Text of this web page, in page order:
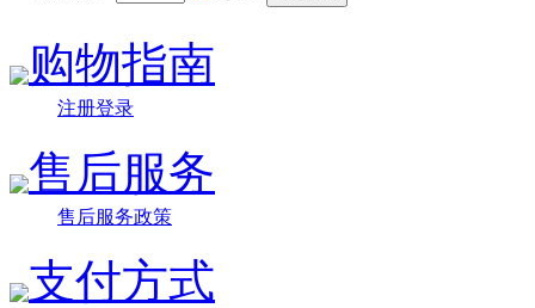
购物指南
注册登录
售后服务
售后服务政策
支付方式